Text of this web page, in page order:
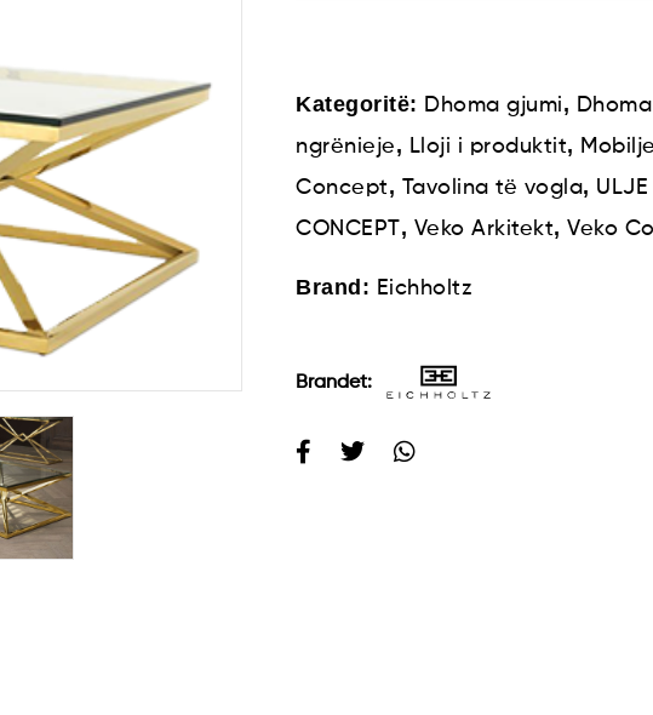
Kategoritë: Dhoma gjumi,
ngrënieje, Lloji i produktit,
Concept, Tavolina të vogla,
CONCEPT, Veko Arkitekt,Veko
Brand: Eichholtz
Brandet: